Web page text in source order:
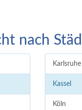
nach
Karlsruhe
Kassel
Köln